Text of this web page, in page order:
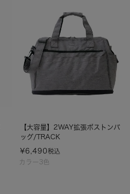
カラー3色
【大容量】2WAY拡張ボストンバ
ッグ/TRACK
¥6,490税込